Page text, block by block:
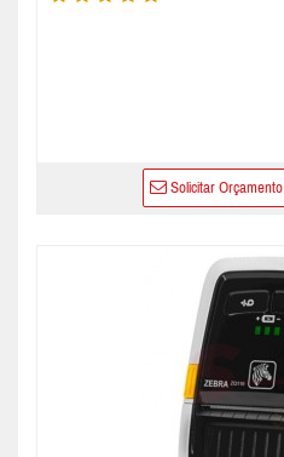
Solicitar Orçamento